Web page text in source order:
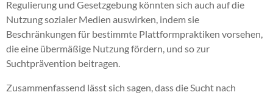
Regulierung und Gesetzgebung könnten sich auch auf die
Nutzung sozialer Medien auswirken, indem sie
Beschränkungen für bestimmte Plattformpraktiken vorsehen,
die eine übermäßige Nutzung fördern, und so zur
Suchtprävention beitragen.
Zusammenfassend lässt sich sagen, dass die Sucht nach